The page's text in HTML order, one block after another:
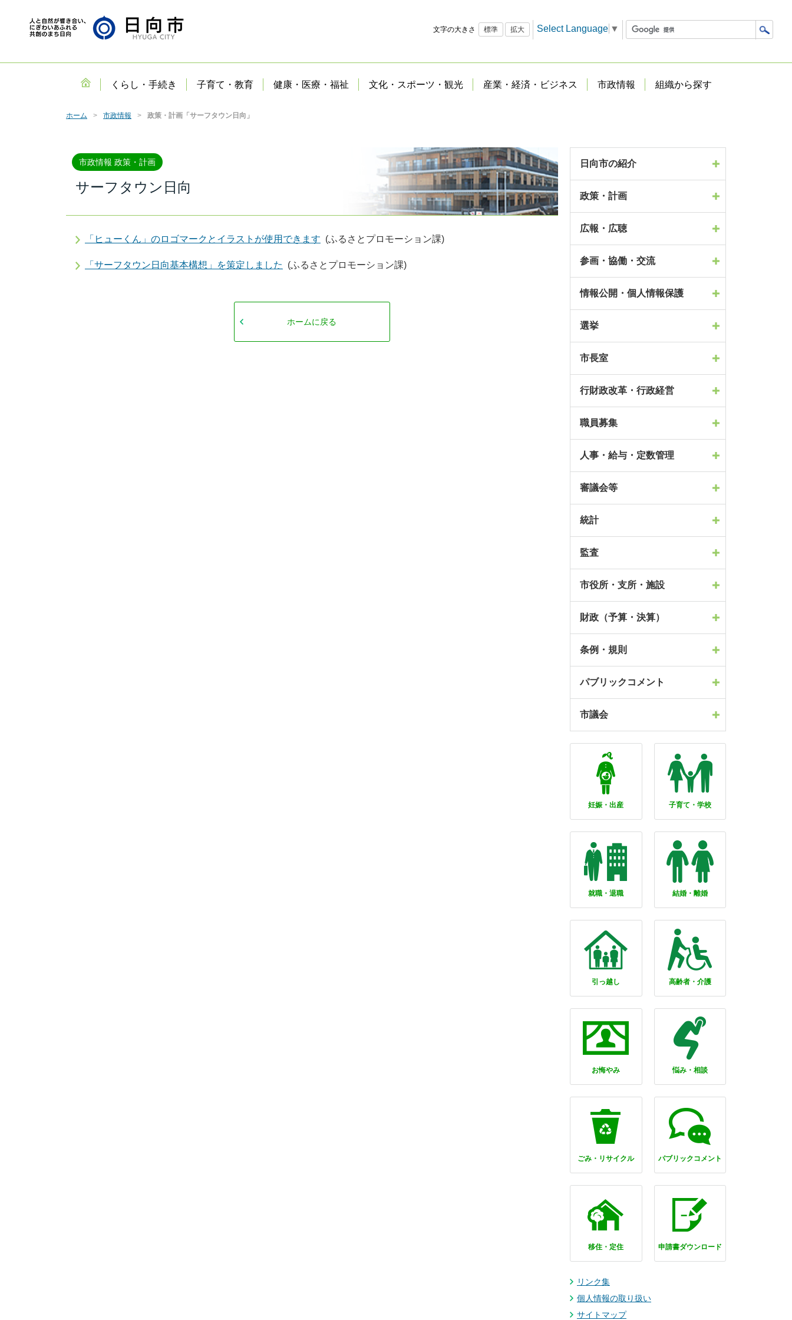
文字の大きさ 標準 拡大 Select Language ▼
くらし・手続き 子育て・教育 健康・医療・福祉 文化・スポーツ・観光 産業・経済・ビジネス 市政情報 組織から探す
ホーム 市政情報 政策・計画「サーフタウン日向」
市政情報 政策・計画
サーフタウン日向
「ヒューくん」のロゴマークとイラストが使用できます (ふるさとプロモーション課)
「サーフタウン日向基本構想」を策定しました (ふるさとプロモーション課)
ホームに戻る
日向市の紹介
政策・計画
広報・広聴
参画・協働・交流
情報公開・個人情報保護
選挙
市長室
行財政改革・行政経営
職員募集
人事・給与・定数管理
審議会等
統計
監査
市役所・支所・施設
財政（予算・決算）
条例・規則
パブリックコメント
市議会
妊娠・出産 子育て・学校
就職・退職 結婚・離婚
引っ越し 高齢者・介護
お悔やみ 悩み・相談
ごみ・リサイクル パブリックコメント
移住・定住 申請書ダウンロード
リンク集
個人情報の取り扱い
サイトマップ